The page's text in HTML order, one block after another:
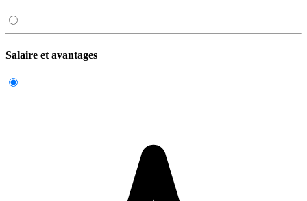
Salaire et avantages